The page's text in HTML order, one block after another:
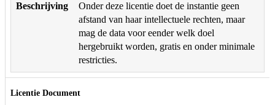
Beschrijving
Onder deze licentie doet de instantie geen
afstand van haar intellectuele rechten, maar
mag de data voor eender welk doel
hergebruikt worden, gratis en onder minimale
restricties.
Licentie Document